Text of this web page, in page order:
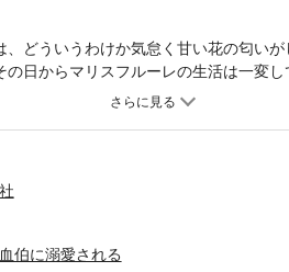
、どういうわけか気怠く甘い花の匂い
日からマリスフルーレの生活は一変し
は追い出され、マリスフルーレも屋根
こに救いの手を差し伸べたのは、敵兵
ィアだった。ルカは噂とは違いほがら
伯に溺愛される